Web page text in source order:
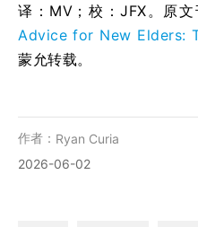
译：MV；校：JFX。原
Advice for New Elders:
蒙允转载。
作者： Ryan Curia
2026-06-02